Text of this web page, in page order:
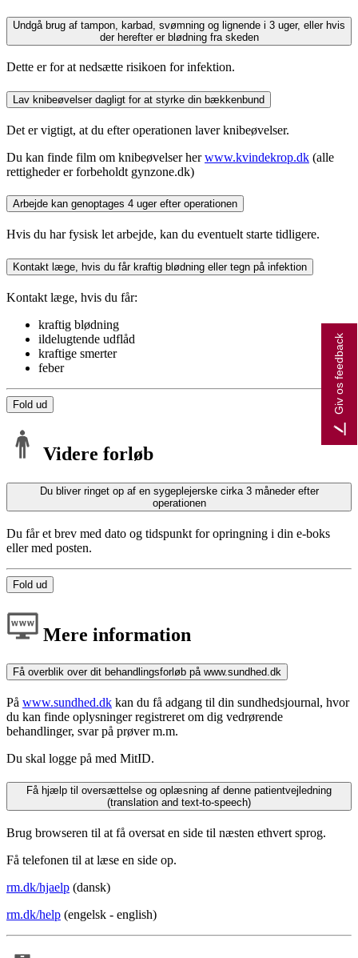
Undgå brug af tampon, karbad, svømning og lignende i 3 uger, eller hvis
der herefter er blødning fra skeden
Dette er for at nedsætte risikoen for infektion.
Lav knibeøvelser dagligt for at styrke din bækkenbund
Det er vigtigt, at du efter operationen laver knibeøvelser.
Du kan finde film om knibeøvelser herwww.kvindekrop.dk (alle
rettigheder er forbeholdt gynzone.dk)
Arbejde kan genoptages 4 uger efter operationen
Hvis du har fysisk let arbejde, kan du eventuelt starte tidligere.
Kontakt læge, hvis du får kraftig blødning eller tegn på infektion
Kontakt læge, hvis du får:
kraftig blødning
ildelugtende udflåd
kraftige smerter
feber
Fold ud
Videre forløb
Du bliver ringet op af en sygeplejerske cirka 3 måneder efter
operationen
Du får et brev med dato og tidspunkt for opringning i din e-boks
eller med posten.
Fold ud
Mere information
Få overblik over dit behandlingsforløb på www.sundhed.dk
På www.sundhed.dk kan du få adgang til din sundhedsjournal, hvor
du kan finde oplysninger registreret om dig vedrørende
behandlinger, svar på prøver m.m.
Du skal logge på med MitID.
Få hjælp til oversættelse og oplæsning af denne patientvejledning
(translation and text-to-speech)
Brug browseren til at få oversat en side til næsten ethvert sprog.
Få telefonen til at læse en side op.
rm.dk/hjaelp (dansk)
rm.dk/help (engelsk - english)
Giv os feedback